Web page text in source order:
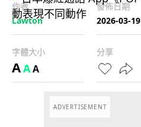
作者
Lawton
發佈日期
2026-03-19
字體大小
AAA
分享
ADVERTISEMENT